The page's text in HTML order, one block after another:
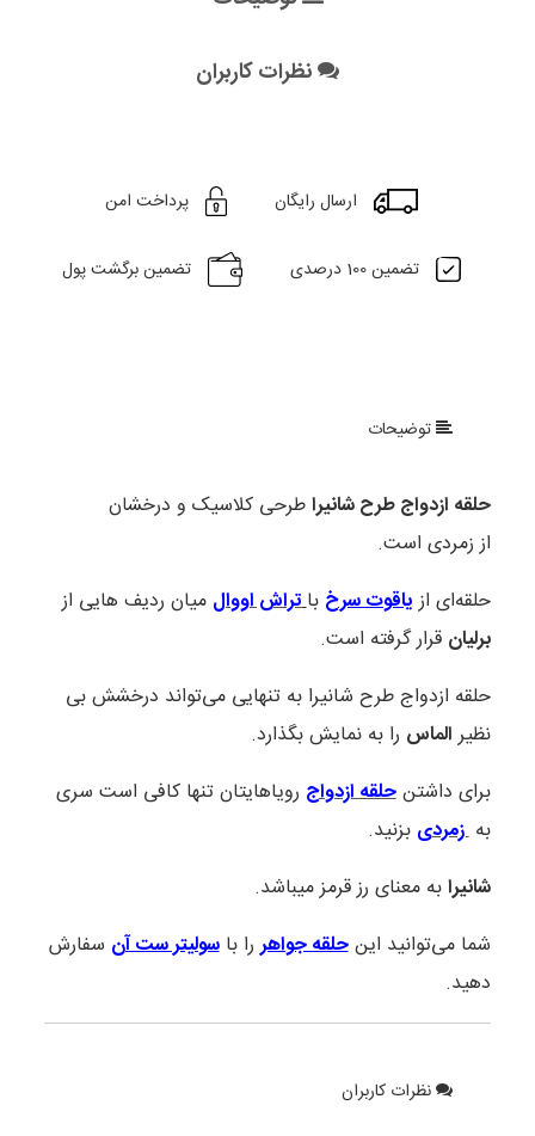
نظرات کاربران
ارسال رایگان پرداخت امن
تضمین 100 درصدی تضمین برگشت پول
توضیحات
حلقه ازدواج طرح شانیراطرحی کلاسیک و درخشان
از زمردی است.
حلقه‌ای ازیاقوت سرخ باتراش اووال میان ردیف هایی از
برلیان قرار گرفته است.
حلقه ازدواج طرح شانیرا به تنهایی می‌تواند درخشش بی
نظیرالماس را به نمایش بگذارد.
برای داشتنحلقه ازدواج رویاهایتان تنها کافی است سری
بهزمردی بزنید.
شانیرابه معنای رز قرمز میباشد.
شما می‌توانید این حلقه جواهررا با سولیتر ست آن سفارش
دهید.
نظرات کاربران